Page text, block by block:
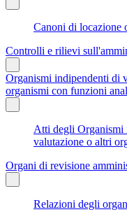
Canoni di locazione
Controlli e rilievi
Organismi indipendenti di
organismi con funzioni
Atti degli Organismi
valutazione o altri
Organi di revisione
Relazioni degli